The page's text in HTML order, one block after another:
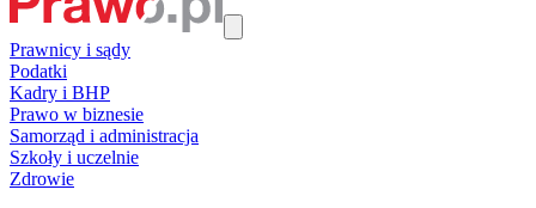
Prawnicy i sądy
Podatki
Kadry i BHP
Prawo w biznesie
Samorząd i administracja
Szkoły i uczelnie
Zdrowie